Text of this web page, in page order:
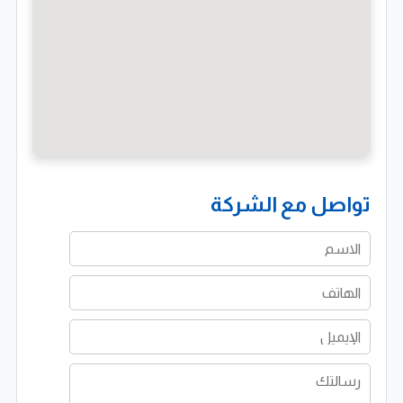
الاستراتيجية التي تدعم نجاح عملائها، من أبرزها استخدام
أحدث التقنيات لتعزيز الإنتاجية، وتبني الابتكار كعنصر أساسي
في تطوير الحلول، بالإضافة إلى تحسين كفاءة العمليات
التسويقية لتحقيق أفضل النتائج. كما تسعى إلى بناء منصات
قوية تساعد الشركات على النمو المستدام وتحقيق النجاح
طويل الأمد.
شريكك الاستراتيجي للنمو في العالم الرقمي
تواصل مع الشركة